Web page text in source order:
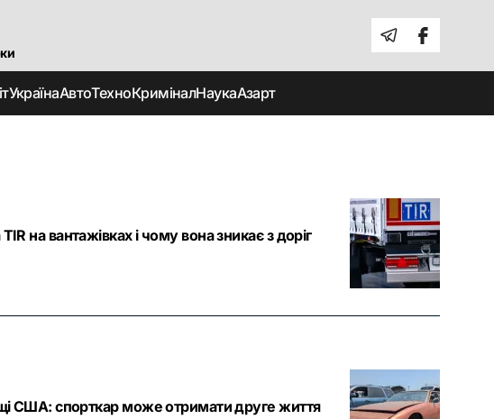
УкраїнаАвтоТехноКриміналНаукаАзарт
на вантажівках і чому вона зникає з доріг
США: спорткар може отримати друге життя